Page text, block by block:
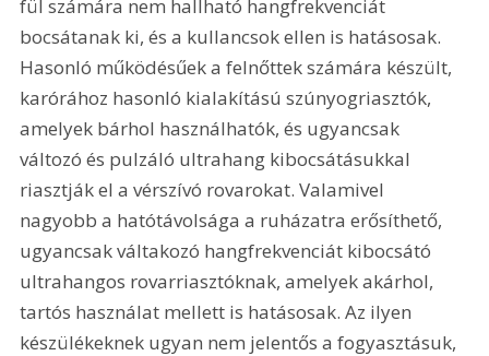
fül számára nem hallható hangfrekvenciát
bocsátanak ki, és a kullancsok ellen is hatásosak.
Hasonló működésűek a felnőttek számára készült,
karórához hasonló kialakítású szúnyogriasztók,
amelyek bárhol használhatók, és ugyancsak
változó és pulzáló ultrahang kibocsátásukkal
riasztják el a vérszívó rovarokat. Valamivel
nagyobb a hatótávolsága a ruházatra erősíthető,
ugyancsak váltakozó hangfrekvenciát kibocsátó
ultrahangos rovarriasztóknak, amelyek akárhol,
tartós használat mellett is hatásosak. Az ilyen
készülékeknek ugyan nem jelentős a fogyasztásuk,